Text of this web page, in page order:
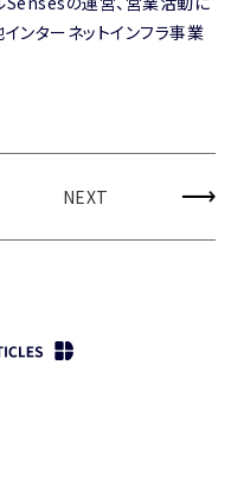
ンターネットインフラ事業
NEXT